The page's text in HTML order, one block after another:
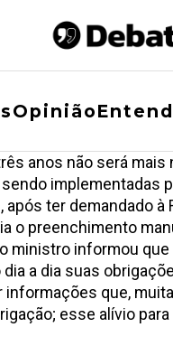
Opinião
anos não será
ter
o preenchimento
ministro informou
a dia suas
que,
esse alívio